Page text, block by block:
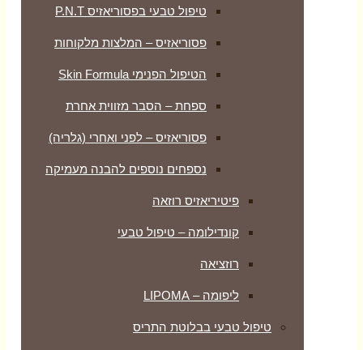
טיפול טבעי בפסוריאזיס P.N.T
פסוריאזיס – המלצות מלקוחות
הטיפול הפנימי Skin Formula
ספחת – הסבר מזווית אחרת
פסוריאזיס – לפני ואחרי (גלריה)
נספחים נוספים להבנה מעמיקה
פיטיריאזיס רוזאה
קונדילומה – טיפול טבעי
רוזציאה
ליפומה – LIPOMA
טיפול טבעי בבלוטת התריס